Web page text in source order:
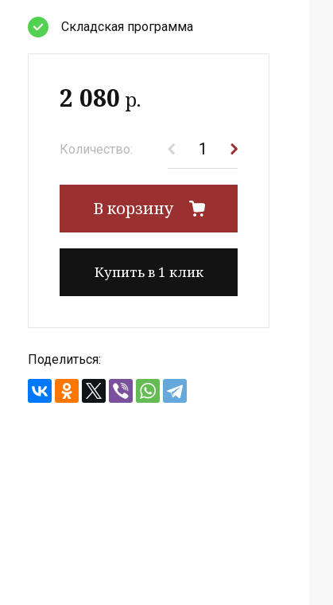
Cкладская программа
2 080 р.
Количество:
В корзину
Купить в 1 клик
Поделиться: